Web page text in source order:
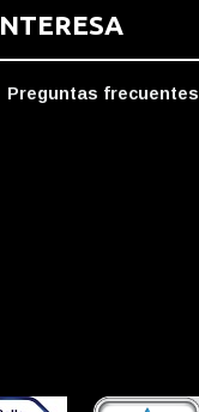
Preguntas frecuentes